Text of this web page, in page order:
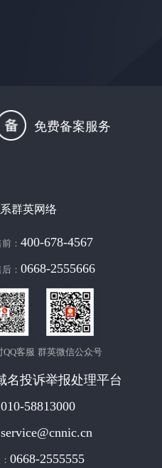
免费备案服务
群英网络
： 400-678-4567
： 0668-2555666
QQ客服 群英微信公众号
名投诉举报处理平台
010-58813000
service@cnnic.cn
0668-2555555